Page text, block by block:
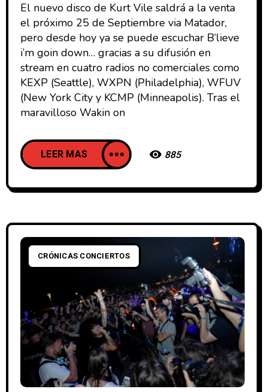
El nuevo disco de Kurt Vile saldrá a la venta
el próximo 25 de Septiembre via Matador,
pero desde hoy ya se puede escuchar B’lieve
i’m goin down… gracias a su difusión en
stream en cuatro radios no comerciales como
KEXP (Seattle), WXPN (Philadelphia), WFUV
(New York City y KCMP (Minneapolis). Tras el
maravilloso Wakin on
LEER MAS 885
CRÓNICAS CONCIERTOS